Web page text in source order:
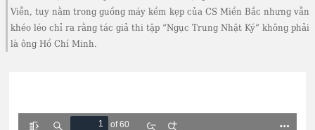
Viễn, tuy nằm trong guồng máy kềm kẹp của CS Miền Bắc nhưng vẫn
khéo léo chỉ ra rằng tác giả thi tập “Ngục Trung Nhật Ký” không phải
là ông Hồ Chí Minh.